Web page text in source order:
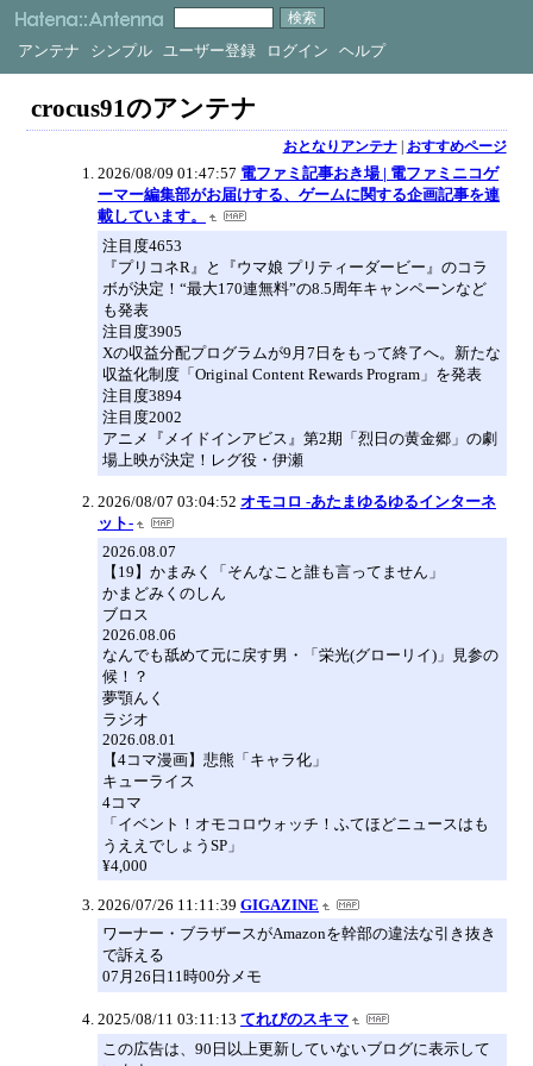
アンテナ シンプル ユーザー登録 ログイン ヘルプ
crocus91のアンテナ
おとなりアンテナ| おすすめページ
2026/08/09 01:47:57 電ファミ記事おき場 | 電ファミニコゲ
ーマー編集部がお届けする、ゲームに関する企画記事を連
載しています。
注目度4653
『プリコネR』と『ウマ娘 プリティーダービー』のコラ
ボが決定！“最大170連無料”の8.5周年キャンペーンなど
も発表
注目度3905
Xの収益分配プログラムが9月7日をもって終了へ。新たな
収益化制度「Original Content Rewards Program」を発表
注目度3894
注目度2002
アニメ『メイドインアビス』第2期「烈日の黄金郷」の劇
場上映が決定！レグ役・伊瀬
2026/08/07 03:04:52 オモコロ -あたまゆるゆるインターネ
ット-
2026.08.07
【19】かまみく「そんなこと誰も言ってません」
かまどみくのしん
ブロス
2026.08.06
なんでも舐めて元に戻す男・「栄光(グローリイ)」見参の
候！？
夢顎んく
ラジオ
2026.08.01
【4コマ漫画】悲熊「キャラ化」
キューライス
4コマ
「イベント！オモコロウォッチ！ふてほどニュースはも
うええでしょうSP」
¥4,000
2026/07/26 11:11:39 GIGAZINE
ワーナー・ブラザースがAmazonを幹部の違法な引き抜き
で訴える
07月26日11時00分メモ
2025/08/11 03:11:13 てれびのスキマ
この広告は、90日以上更新していないブログに表示して